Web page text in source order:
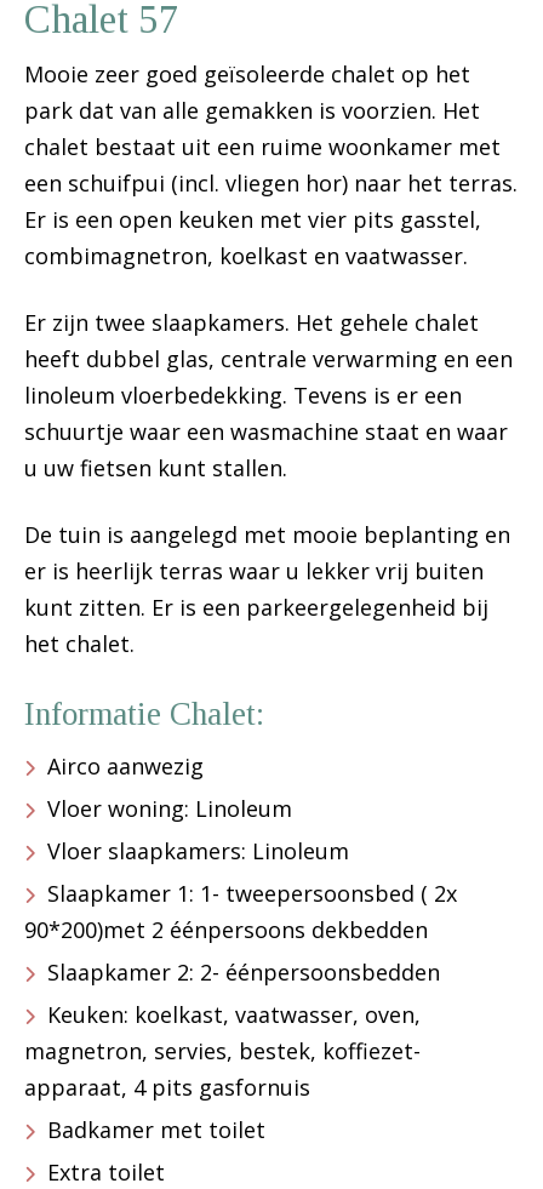
Chalet 57
Mooie zeer goed geïsoleerde chalet op het
park dat van alle gemakken is voorzien. Het
chalet bestaat uit een ruime woonkamer met
een schuifpui (incl. vliegen hor) naar het terras.
Er is een open keuken met vier pits gasstel,
combimagnetron, koelkast en vaatwasser.
Er zijn twee slaapkamers. Het gehele chalet
heeft dubbel glas, centrale verwarming en een
linoleum vloerbedekking. Tevens is er een
schuurtje waar een wasmachine staat en waar
u uw fietsen kunt stallen.
De tuin is aangelegd met mooie beplanting en
er is heerlijk terras waar u lekker vrij buiten
kunt zitten. Er is een parkeergelegenheid bij
het chalet.
Informatie Chalet:
Airco aanwezig
Vloer woning: Linoleum
Vloer slaapkamers: Linoleum
Slaapkamer 1: 1- tweepersoonsbed ( 2x
90*200)met 2 éénpersoons dekbedden
Slaapkamer 2: 2- éénpersoonsbedden
Keuken: koelkast, vaatwasser, oven,
magnetron, servies, bestek, koffiezet-
apparaat, 4 pits gasfornuis
Badkamer met toilet
Extra toilet